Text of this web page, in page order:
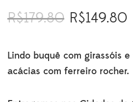
R$179.80
O
era:
R$179.80.
R$149.80O
é:
Lindo buquê com girassóis
acácias com ferreiro rocher.